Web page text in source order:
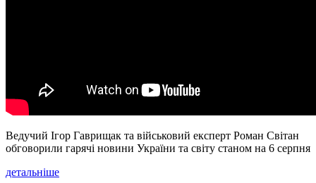
Ведучий Ігор Гаврищак та військовий експерт Роман Світан
обговорили гарячі новини України та світу станом на 6 серпня
детальніше